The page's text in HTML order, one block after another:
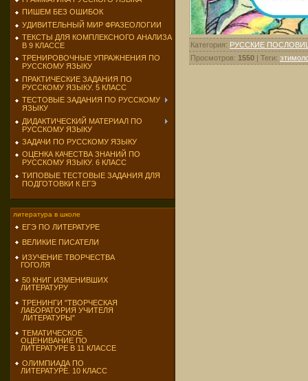
ПИШЕМ БЕЗ ОШИБОК
УДИВИТЕЛЬНЫЙ МИР ФРАЗЕОЛОГИИ
ТЕКСТЫ ДЛЯ КОМПЛЕКСНОГО АНАЛИЗА
В 9 КЛАССЕ
ТРЕНИРОВОЧНЫЕ УПРАЖНЕНИЯ ПО
РУССКОМУ ЯЗЫКУ
ПРАКТИЧЕСКИЕ ЗАДАНИЯ ПО
РУССКОМУ ЯЗЫКУ. 5 КЛАСС
ТЕСТОВЫЕ ЗАДАНИЯ ПО РУССКОМУ
ЯЗЫКУ
ДИДАКТИЧЕСКИЙ МАТЕРИАЛ ПО
РУССКОМУ ЯЗЫКУ
ЗАДАЧИ ПО РУССКОМУ ЯЗЫКУ
ОЦЕНКА КАЧЕСТВА ЗНАНИЙ ПО
РУССКОМУ ЯЗЫКУ. 6 КЛАСС
ТИПОВЫЕ ТЕСТОВЫЕ ЗАДАНИЯ ДЛЯ
ПОДГОТОВКИ К ЕГЭ
литература в школе
ЕГЭ ПО ЛИТЕРАТУРЕ
ВЕЛИКИЕ ПИСАТЕЛИ
ИЗУЧЕНИЕ ТВОРЧЕСТВА
ГОГОЛЯ
50 КНИГ ИЗМЕНИВШИХ
ЛИТЕРАТУРУ
ТРЕНИНГИ "ТВОРЧЕСКАЯ
ЛАБОРАТОРИЯ УЧИТЕЛЯ
ЛИТЕРАТУРЫ"
ТЕМАТИЧЕСКОЕ
ОЦЕНИВАНИЕ ПО
ЛИТЕРАТУРЕ В 11 КЛАССЕ
ОЛИМПИАДА ПО
ЛИТЕРАТУРЕ. 10 КЛАСС
Категория: РУССКИЕ
Просмотров: 1550 | Теги: